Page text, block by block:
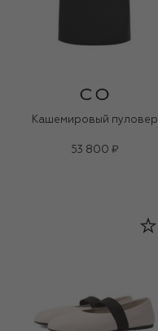
Кашемировый пуловер
53 800 ₽